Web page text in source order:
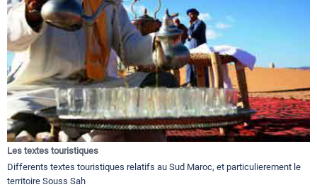
Les textes touristiques
Differents textes touristiques relatifs au Sud Maroc, et particulierement le
territoire Souss Sah